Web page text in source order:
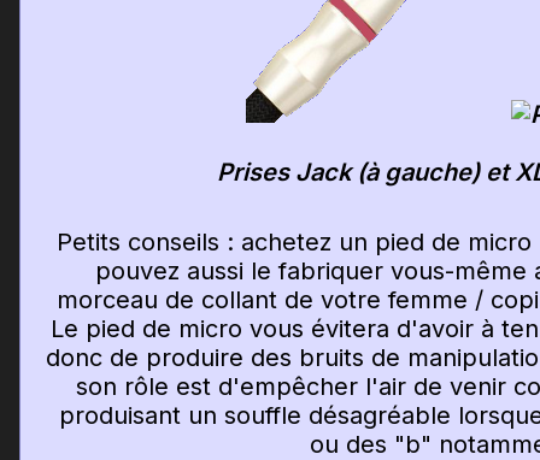
Prises Jack (à gauche) et
Petits conseils : achetez un pied de
pouvez aussi le fabriquer vous-
morceau de collant de votre femme /
Le pied de micro vous évitera d'avoir à
donc de produire des bruits de
son rôle est d'empêcher l'air de venir
produisant un souffle désagréable
ou des "b"